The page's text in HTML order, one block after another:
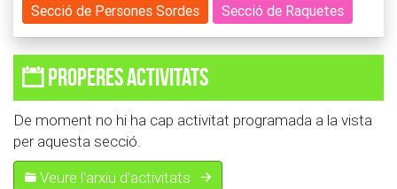
Secció de Persones Sordes
Secció de Raquetes
Properes activitats
De moment no hi ha cap activitat programada a la vista
per aquesta secció.
Veure l'arxiu d'activitats